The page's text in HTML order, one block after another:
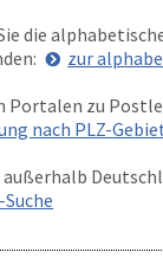
die
zur
Portalen zu
nach PLZ-